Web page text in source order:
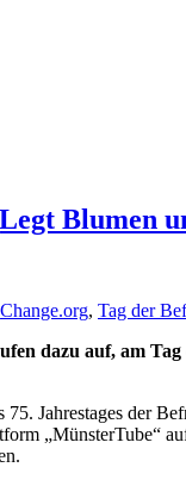
Blumen
Change.org, Tag der
dazu auf, am
Jahrestages der
„MünsterTube“